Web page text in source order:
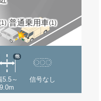
普通乗用車(1)
5.5～
9.0m
他
信号なし